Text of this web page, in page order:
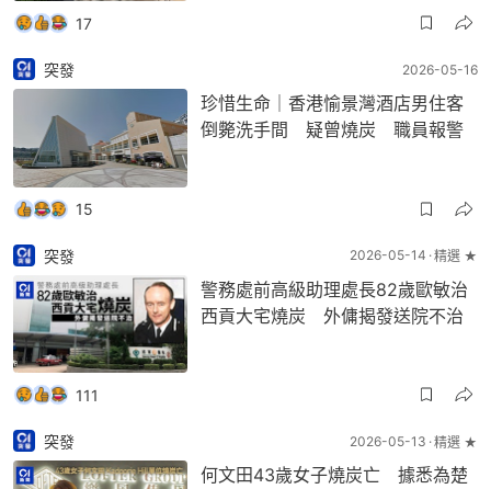
17
突發 2026-05-16
珍惜生命｜香港愉景灣酒店男住客
倒斃洗手間 疑曾燒炭 職員報警
15
突發 2026-05-14 精選 ★
警務處前高級助理處長82歲歐敏治
西貢大宅燒炭 外傭揭發送院不治
111
突發 2026-05-13 精選 ★
何文田43歲女子燒炭亡 據悉為楚